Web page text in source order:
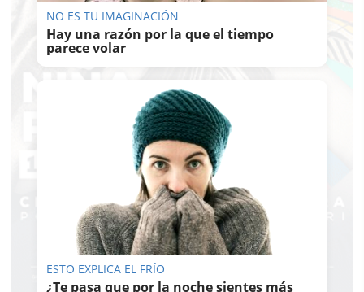
NO ES TU IMAGINACIÓN
Hay una razón por la que el tiempo
parece volar
ESTO EXPLICA EL FRÍO
¿Te pasa que por la noche sientes más